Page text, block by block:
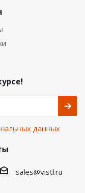
данных
sales@vistl.ru